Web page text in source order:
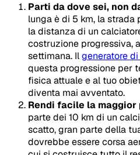
Parti da dove sei, non
lunga è di 5 km, la
la distanza di un
costruzione progressiva,
settimana. Ilgeneratore
questa progressione per
fisica attuale e al tuo
diventa mai avventato.
Rendi facile la maggior
parte dei 10 km di un
scatto, gran parte della
dovrebbe essere corsa